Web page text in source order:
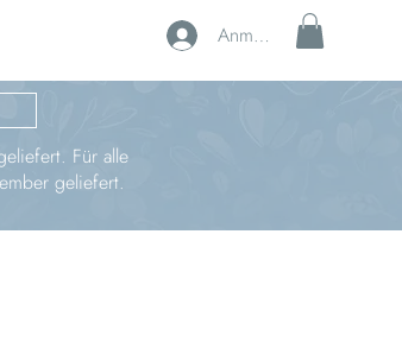
Anmelden
Für alle
geliefert.